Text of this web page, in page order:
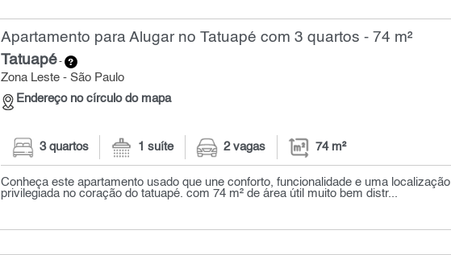
Apartamento para Alugar no Tatuapé com 3 quartos - 74 m²
Tatuapé-
Zona Leste - São Paulo
Endereço no círculo do mapa
3 quartos 1 suíte 2 vagas 74 m²
Conheça este apartamento usado que une conforto, funcionalidade e uma localização
privilegiada no coração do tatuapé. com 74 m² de área útil muito bem distr...